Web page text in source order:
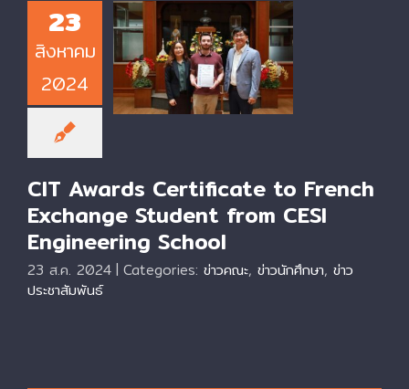
23
สิงหาคม
2024
CIT Awards
Certificate to
French Exchange
Student from CESI
Engineering School
CIT Awards Certificate to French
Exchange Student from CESI
Engineering School
23 ส.ค. 2024 | Categories: ข่าวคณะ, ข่าวนักศึกษา, ข่าว
ประชาสัมพันธ์